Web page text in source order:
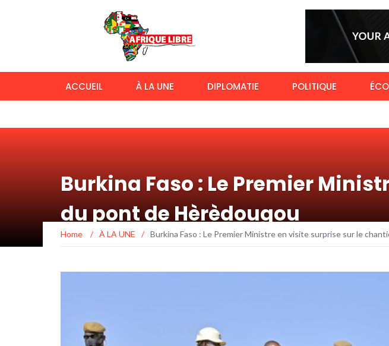
ACCUEIL À LA UNE DIPLOMATIE POLITIQUE
Burkina Faso : Le Premier
du pont de Hèrèdougou
Home / À LA UNE / Burkina Faso : Le Premier Ministre en visite surprise sur le